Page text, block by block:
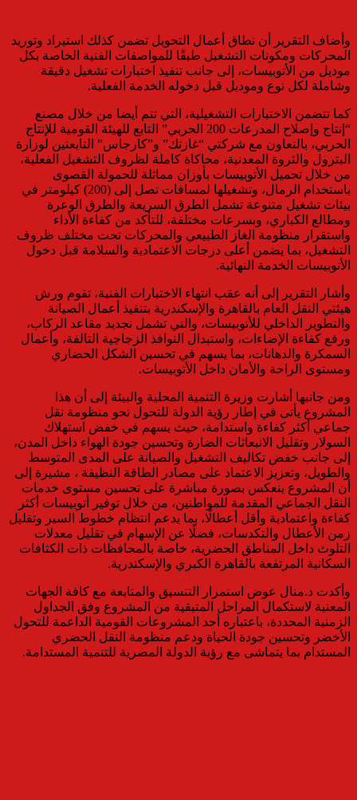
وأضاف التقرير أن نطاق أعمال التحويل تضمن كذلك استيراد وتوريد
المحركات ومكونات التشغيل طبقًا للمواصفات الفنية الخاصة بكل
موديل من الأتوبيسات، إلى جانب تنفيذ اختبارات تشغيل دقيقة
وشاملة لكل نوع وموديل قبل دخوله الخدمة الفعلية.
كما تتضمن الاختبارات التشغيلية، التي تتم أيضا من خلال مصنع
“إنتاج وإصلاح المدرعات 200 الحربي” التابع للهيئة القومية للإنتاج
الحربي، بالتعاون مع شركتي “غازتك” و”كارجاس” التابعتين لوزارة
البترول والثروة المعدنية، محاكاة كاملة لظروف التشغيل الفعلية،
من خلال تحميل الأتوبيسات بأوزان مماثلة للحمولة القصوى
باستخدام الرمال، وتشغيلها لمسافات تصل إلى (200) كيلومتر في
بيئات تشغيل متنوعة تشمل الطرق السريعة والطرق الوعرة
ومطالع الكباري، وبسرعات مختلفة، للتأكد من كفاءة الأداء
واستقرار منظومة الغاز الطبيعي والمحركات تحت مختلف ظروف
التشغيل، بما يضمن أعلى درجات الاعتمادية والسلامة قبل دخول
الأتوبيسات الخدمة النهائية.
وأشار التقرير إلى أنه عقب انتهاء الاختبارات الفنية، تقوم ورش
هيئتي النقل العام بالقاهرة والإسكندرية بتنفيذ أعمال الصيانة
والتطوير الداخلي للأتوبيسات، والتي تشمل تجديد مقاعد الركاب،
ورفع كفاءة الإضاءات، واستبدال النوافذ الزجاجية التالفة، وأعمال
السمكرة والدهانات، بما يسهم في تحسين الشكل الحضاري
ومستوى الراحة والأمان داخل الأتوبيسات.
ومن جانبها أشارت وزيرة التنمية المحلية والبيئة إلى أن هذا
المشروع يأتى في إطار رؤية الدولة للتحول نحو منظومة نقل
جماعي أكثر كفاءة واستدامة، حيث يسهم في خفض استهلاك
السولار وتقليل الانبعاثات الضارة وتحسين جودة الهواء داخل المدن،
إلى جانب خفض تكاليف التشغيل والصيانة على المدى المتوسط
والطويل، وتعزيز الاعتماد على مصادر الطاقة النظيفة ، مشيرة إلى
أن المشروع ينعكس بصورة مباشرة على تحسين مستوى خدمات
النقل الجماعي المقدمة للمواطنين، من خلال توفير أتوبيسات أكثر
كفاءة واعتمادية وأقل أعطالًا، بما يدعم انتظام خطوط السير وتقليل
زمن الأعطال والتكدسات، فضلًا عن الإسهام في تقليل معدلات
التلوث داخل المناطق الحضرية، خاصة بالمحافظات ذات الكثافات
السكانية المرتفعة بالقاهرة الكبري والإسكندرية.
وأكدت د.منال عوض استمرار التنسيق والمتابعة مع كافة الجهات
المعنية لاستكمال المراحل المتبقية من المشروع وفق الجداول
الزمنية المحددة، باعتباره أحد المشروعات القومية الداعمة للتحول
الأخضر وتحسين جودة الحياة ودعم منظومة النقل الحضري
المستدام بما يتماشى مع رؤية الدولة المصرية للتنمية المستدامة.